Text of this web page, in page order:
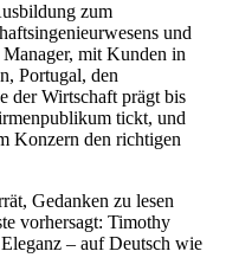
zum
und
Manager, mit Kunden in
Portugal, den
der Wirtschaft prägt bis
tickt, und
Konzern den richtigen
Gedanken zu lesen
vorhersagt: Timothy
– auf Deutsch wie